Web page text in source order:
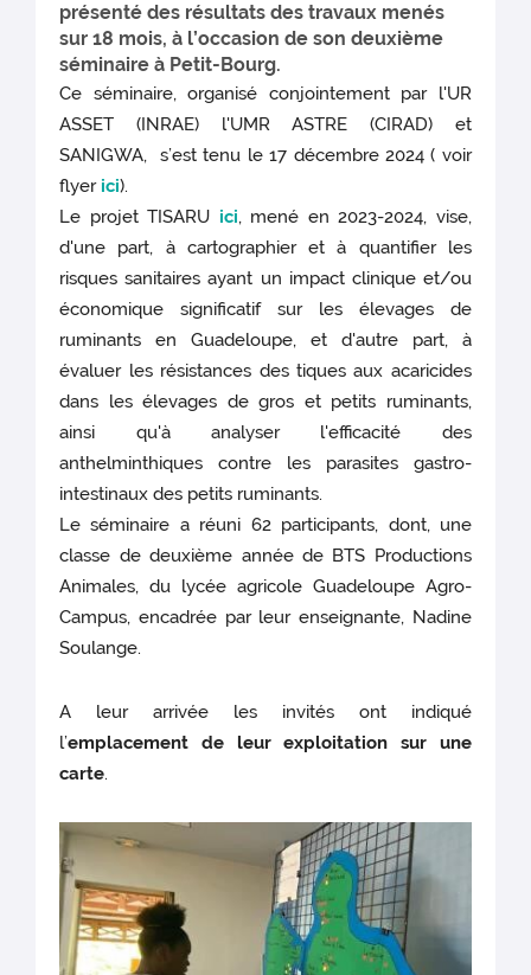
présenté des résultats des travaux menés
sur 18 mois, à l’occasion de son deuxième
séminaire à Petit-Bourg.
Ce séminaire, organisé conjointement par l'UR
ASSET (INRAE) l'UMR ASTRE (CIRAD) et
SANIGWA, s’est tenu le 17 décembre 2024 ( voir
flyer ici).
Le projet TISARU ici, mené en 2023-2024, vise,
d'une part, à cartographier et à quantifier les
risques sanitaires ayant un impact clinique et/ou
économique significatif sur les élevages de
ruminants en Guadeloupe, et d'autre part, à
évaluer les résistances des tiques aux acaricides
dans les élevages de gros et petits ruminants,
ainsi qu'à analyser l'efficacité des
anthelminthiques contre les parasites gastro-
intestinaux des petits ruminants.
Le séminaire a réuni 62 participants, dont, une
classe de deuxième année de BTS Productions
Animales, du lycée agricole Guadeloupe Agro-
Campus, encadrée par leur enseignante, Nadine
Soulange.
A leur arrivée les invités ont indiqué
l’emplacement de leur exploitation sur une
carte.